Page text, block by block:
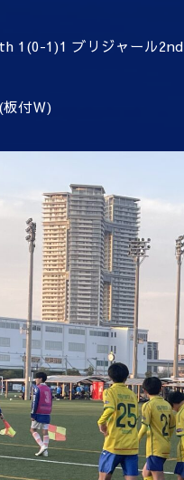
1(0-1)1 ブリジャール2nd
付Ｗ)